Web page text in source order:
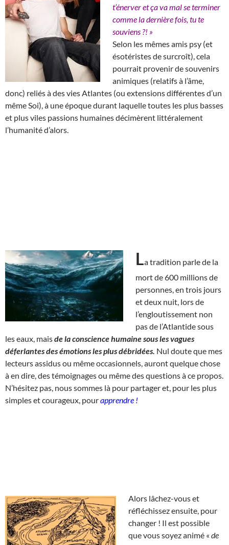
t’énerver et ça va mal se terminer
comme la dernière fois, tu te
souviens ?! »
Selon les mêmes amis psy (et
ésotéristes de surcroît), cela
pourrait provenir de souvenirs
animiques (relatifs à l’âme,
donc) reliés à des vies Atlantes (ou extensions différentes d’un
même Soi), à une époque durant laquelle toutes les plus basses
et plus viles passions humaines décimèrent littéralement
l’humanité d’alors.
La tradition parle de la
mort de 600 millions de
personnes, en trois jours
et deux nuit, lors de
l’engloutissement non
pas de l’Atlantide sous
les eaux, maisde la conscience humaine sous les vagues
déferlantes des émotions les plus débridées. Nul doute que mes
lecteurs assidus ou même occasionnels, auront quelque chose
à en dire, des témoignages ou même des questions à ce propos.
N’hésitez pas, nous sommes là pour partager et, pour les plus
simples et courageux, pourapprendre !
Alors lâchez-vous et
réfléchissez ensuite, pour
changer ! Il est possible
que vous soyez animé « de